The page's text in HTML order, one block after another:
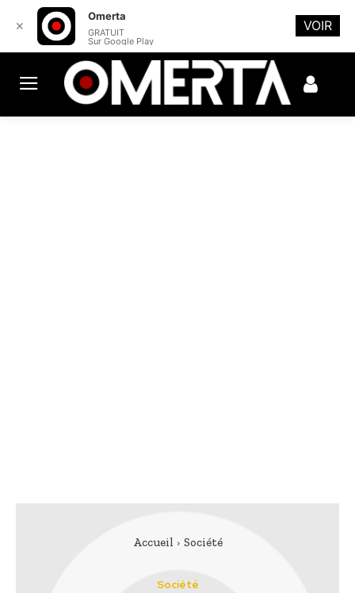
Accueil Société
Société
✕
Omerta
GRATUIT
Sur Google Play
VOIR